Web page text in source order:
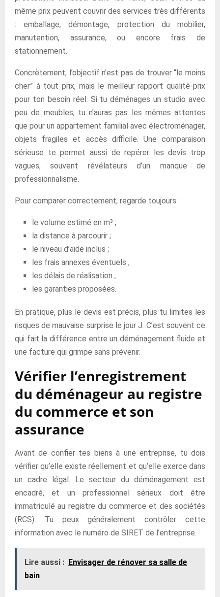
même prix peuvent couvrir des services très différents
: emballage, démontage, protection du mobilier,
manutention, assurance, ou encore frais de
stationnement.
Concrètement, l’objectif n’est pas de trouver “le moins
cher” à tout prix, mais le meilleur rapport qualité-prix
pour ton besoin réel. Si tu déménages un studio avec
peu de meubles, tu n’auras pas les mêmes attentes
que pour un appartement familial avec électroménager,
objets fragiles et accès difficile. Une comparaison
sérieuse te permet aussi de repérer les devis trop
vagues, souvent révélateurs d’un manque de
professionnalisme.
Pour comparer correctement, regarde toujours :
le volume estimé en m³ ;
la distance à parcourir ;
le niveau d’aide inclus ;
les frais annexes éventuels ;
les délais de réalisation ;
les garanties proposées.
En pratique, plus le devis est précis, plus tu limites les
risques de mauvaise surprise le jour J. C’est souvent ce
qui fait la différence entre un déménagement fluide et
une facture qui grimpe sans prévenir.
Vérifier l’enregistrement
du déménageur au registre
du commerce et son
assurance
Avant de confier tes biens à une entreprise, tu dois
vérifier qu’elle existe réellement et qu’elle exerce dans
un cadre légal. Le secteur du déménagement est
encadré, et un professionnel sérieux doit être
immatriculé au registre du commerce et des sociétés
(RCS). Tu peux généralement contrôler cette
information avec le numéro de SIRET de l’entreprise.
Lire aussi : Envisager de rénover sa salle de
bain